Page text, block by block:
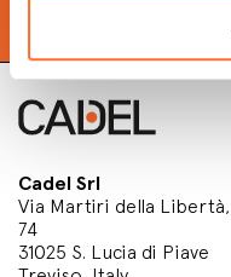
Cadel Srl
Via Martiri della Libertà,
74
31025 S. Lucia di Piave